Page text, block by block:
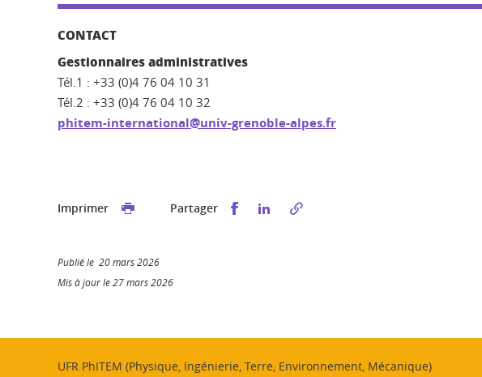
CONTACT
Gestionnaires administratives
Tél.1 : +33 (0)4 76 04 10 31
Tél.2 : +33 (0)4 76 04 10 32
phitem-international@univ-grenoble-alpes.fr
Imprimer Partager Partager sur Facebook
Partager sur LinkedIn
Publié le 20 mars 2026
Mis à jour le 27 mars 2026
UFR PhITEM (Physique, Ingénierie, Terre, Environnement, Mécanique)